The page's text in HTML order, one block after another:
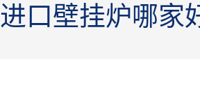
进口壁挂炉哪家